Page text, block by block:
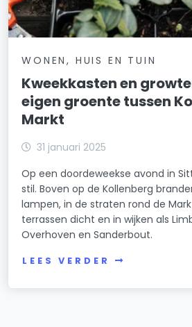
WONEN, HUIS EN TUIN
Kweekkasten en
eigen groente tussen
Markt
31 januari 2025
Op een doordeweekse avond in
stil. Boven op de Kollenberg
lampen, in de straten rond de
terrassen dicht en in wijken als
Overhoven en Sanderbout.
LEES VERDER